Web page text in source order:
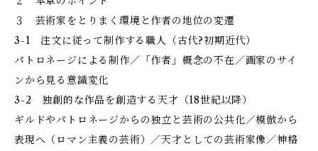
３ 芸術家をとりまく環境と作者の地位の変遷
3-1 注文に従って制作する職人（古代?初期近代）
パトロネージによる制作／「作者」概念の不在／画家のサイ
ンから見る意識変化
3-2 独創的な作品を創造する天才（18世紀以降）
ギルドやパトロネージからの独立と芸術の公共化／模倣から
表現へ（ロマン主義の芸術）／天才としての芸術家像／神格